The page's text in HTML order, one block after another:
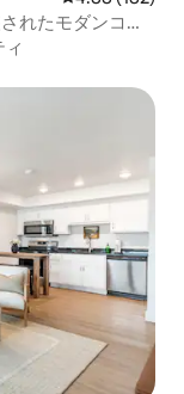
れたモダンコン